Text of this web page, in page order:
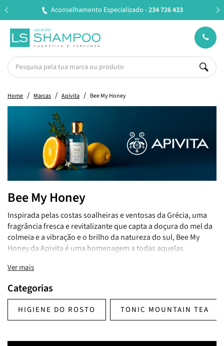
Aconselhamento Especializado -234 726 433
Home Marcas Apivita Bee My Honey
Bee My Honey
Inspirada pelas costas soalheiras e ventosas da Grécia, uma
fragrância fresca e revitalizante que capta a doçura do mel da
colmeia e a vibração e o brilho da natureza do sul, Bee My
Honey da Apivita é uma homenagem a todas aquelas
Todas as notas aromáticas combinam uma sensação floral
com um acabamento de mel moderno e viciante.
Ver mais
Categorias
HIGIENE DO ROSTO TONIC MOUNTAIN TEA